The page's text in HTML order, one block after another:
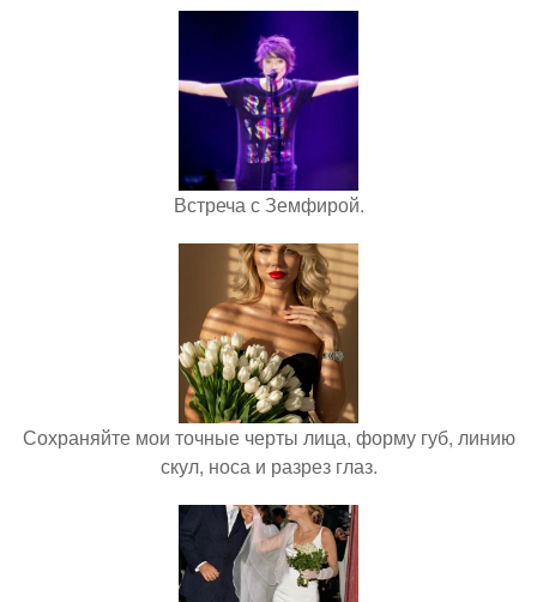
Встреча с Земфирой.
Сохраняйте мои точные черты лица, форму губ, линию
скул, носа и разрез глаз.